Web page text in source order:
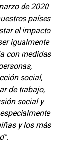
de 2020
países
el impacto
igualmente
con medidas
social,
de trabajo,
social y
y los más